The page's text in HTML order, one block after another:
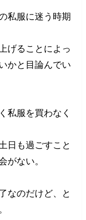
私服に迷う時期
げることによっ
かと目論んでい
私服を買わなく
日も過ごすこと
がない。
なのだけど、と